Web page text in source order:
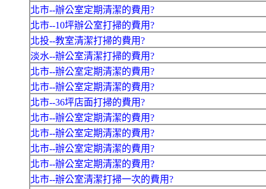
北市--辦公室定期清潔的費用?
北市--10坪辦公室打掃的費用?
北投--教室清潔打掃的費用?
淡水--辦公室清潔打掃的費用?
北市--辦公室定期清潔的費用?
北市--辦公室定期清潔的費用?
北市--36坪店面打掃的費用?
北市--辦公室定期清潔的費用?
北市--辦公室定期清潔的費用?
北市--辦公室定期清潔的費用?
北市--辦公室定期清潔的費用?
北市--辦公室清潔打掃一次的費用?